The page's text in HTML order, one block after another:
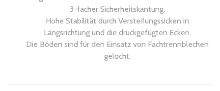
3-facher Sicherheitskantung.
Hohe Stabilität durch Versteifungssicken in
Längsrichtung und die druckgefügten Ecken.
Die Böden sind für den Einsatz von Fachtrennblechen
gelocht.